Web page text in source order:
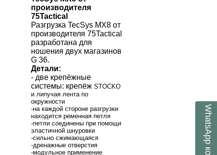
производителя
75Tactical
Разгрузка TecSys MX8 от
производителя 75Tactical
разработана для
ношения двух магазинов
G 36.
Детали:
- две крепёжные
системы: крепёж STOCKO
и липучая лента по
окружности
-на каждой стороне разгрузки
находится ременная петля
-петли соединены при помощи
эластичной шнуровки
-сильно сжимающаяся
-дренажные отверстия
-модульное применение
WhatsApp